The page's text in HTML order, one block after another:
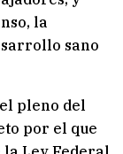
la
sano
pleno del
por el que